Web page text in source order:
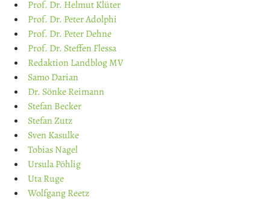
Prof. Dr. Helmut Klüter
Prof. Dr. Peter Adolphi
Prof. Dr. Peter Dehne
Prof. Dr. Steffen Flessa
Redaktion Landblog MV
Samo Darian
Dr. Sönke Reimann
Stefan Becker
Stefan Zutz
Sven Kasulke
Tobias Nagel
Ursula Pöhlig
Uta Ruge
Wolfgang Reetz